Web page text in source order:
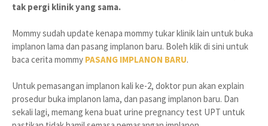
tak pergi klinik yang sama.
Mommy sudah update kenapa mommy tukar klinik lain untuk buka
implanon lama dan pasang implanon baru. Boleh klik di sini untuk
baca cerita mommy PASANG IMPLANON BARU.
Untuk pemasangan implanon kali ke-2, doktor pun akan explain
prosedur buka implanon lama, dan pasang implanon baru. Dan
sekali lagi, memang kena buat urine pregnancy test UPT untuk